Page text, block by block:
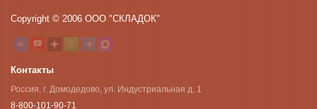
Copyright © 2006 ООО "СКЛАДОК"
Контакты
Россия, г. Домодедово, ул. Индустриальная д. 1
8-800-101-90-71